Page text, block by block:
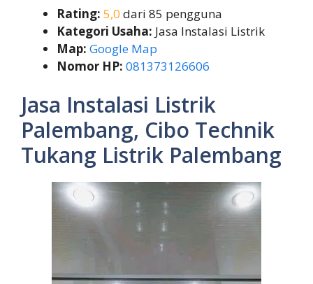
Rating: 5,0 dari 85 pengguna
Kategori Usaha: Jasa Instalasi Listrik
Map: Google Map
Nomor HP: 081373126606
Jasa Instalasi Listrik
Palembang, Cibo Technik
Tukang Listrik Palembang